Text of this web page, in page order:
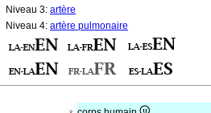
Niveau 3: artère
Niveau 4: artère pulmonaire